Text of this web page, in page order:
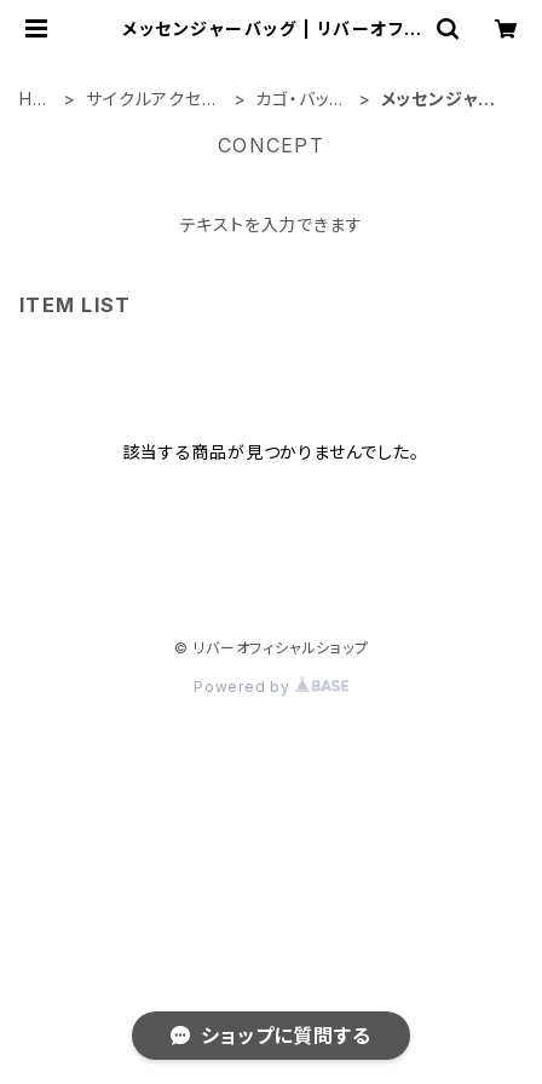
メッセンジャーバッグ | リバーオフィ
HO
サイクルアクセサ
カゴ・バッグ
メッセンジャー
CONCEPT
テキストを入力できます
ITEM LIST
該当する商品が見つかりませんでした。
© リバーオフィシャルショップ
Powered by
ショップに質問する